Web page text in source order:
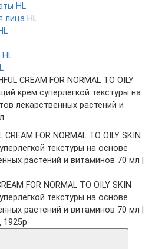
HL
лица HL
CREAM FOR NORMAL TO OILY
крем суперлегкой текстуры на
лекарственных растений и
FOR NORMAL TO OILY SKIN
текстуры на основе
растений и витаминов 70 мл |
1925р.